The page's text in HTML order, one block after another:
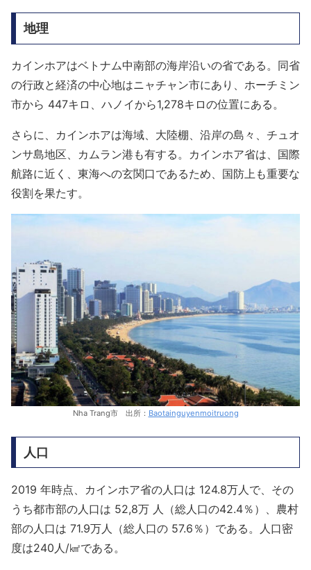
地理
カインホアはベトナム中南部の海岸沿いの省である。同省
の行政と経済の中心地はニャチャン市にあり、ホーチミン
市から 447キロ、ハノイから1,278キロの位置にある。
さらに、カインホアは海域、大陸棚、沿岸の島々、チュオ
ンサ島地区、カムラン港も有する。カインホア省は、国際
航路に近く、東海への玄関口であるため、国防上も重要な
役割を果たす。
Nha Trang市 出所： Baotainguyenmoitruong
人口
2019 年時点、カインホア省の人口は 124.8万人で、その
うち都市部の人口は 52,8万 人（総人口の42.4％）、農村
部の人口は 71.9万人（総人口の 57.6％）である。人口密
度は240人/㎢である。